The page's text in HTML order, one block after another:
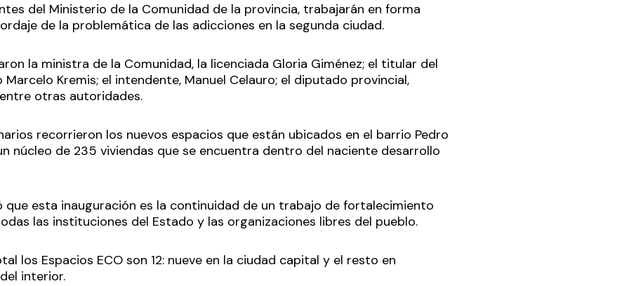
del Ministerio de la Comunidad de la provincia, trabajarán en forma
de la problemática de las adicciones en la segunda ciudad.
la ministra de la Comunidad, la licenciada Gloria Giménez; el titular del
Marcelo Kremis; el intendente, Manuel Celauro; el diputado provincial,
otras autoridades.
recorrieron los nuevos espacios que están ubicados en el barrio Pedro
núcleo de 235 viviendas que se encuentra dentro del naciente desarrollo
que esta inauguración es la continuidad de un trabajo de fortalecimiento
las instituciones del Estado y las organizaciones libres del pueblo.
los Espacios ECO son 12: nueve en la ciudad capital y el resto en
interior.